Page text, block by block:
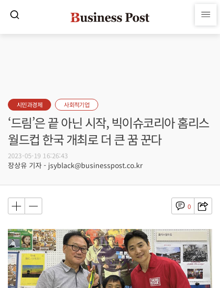
시민과경제 사회적기업
‘드림’은 끝 아닌 시작, 빅이슈코리아 홈리스
월드컵 한국 개최로 더 큰 꿈 꾼다
2023-05-19 16:26:43
장상유 기자 - jsyblack@businesspost.co.kr
0